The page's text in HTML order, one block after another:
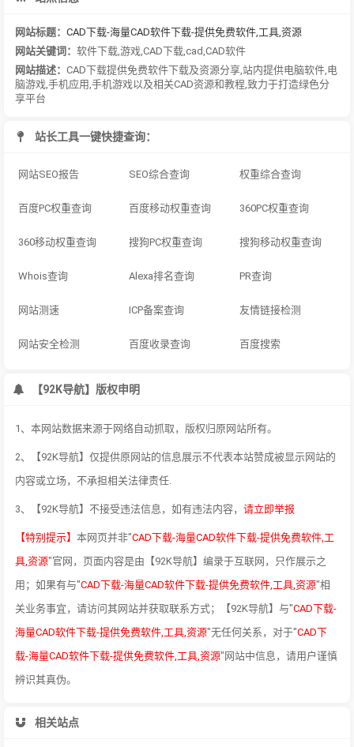
网站标题： CAD下载-海量CAD软件下载-提供免费软件,工具,资源
网站关键词： 软件下载 游戏 CAD下载 cad CAD软件
网站描述： CAD下载提供免费软件下载及资源分享,站内提供电脑软件,电
脑游戏,手机应用,手机游戏以及相关CAD资源和教程,致力于打造绿色分
享平台
站长工具一键快捷查询：
网站SEO报告 SEO综合查询 权重综合查询
百度PC权重查询 百度移动权重查询 360PC权重查询
360移动权重查询 搜狗PC权重查询 搜狗移动权重查询
Whois查询 Alexa排名查询 PR查询
网站测速 ICP备案查询 友情链接检测
网站安全检测 百度收录查询 百度搜索
【92K导航】版权申明
1、本网站数据来源于网络自动抓取，版权归原网站所有。
2、【92K导航】仅提供原网站的信息展示不代表本站赞成被显示网站的
内容或立场，不承担相关法律责任.
3、【92K导航】不接受违法信息，如有违法内容， 请立即举报
【特别提示】 本网页并非"CAD下载-海量CAD软件下载-提供免费软件,工
具,资源"官网，页面内容是由【92K导航】编录于互联网，只作展示之
用；如果有与"CAD下载-海量CAD软件下载-提供免费软件,工具,资源"相
关业务事宜，请访问其网站并获取联系方式；【92K导航】与"CAD下载-
海量CAD软件下载-提供免费软件,工具,资源"无任何关系，对于"CAD下
载-海量CAD软件下载-提供免费软件,工具,资源"网站中信息，请用户谨慎
辨识其真伪。
相关站点